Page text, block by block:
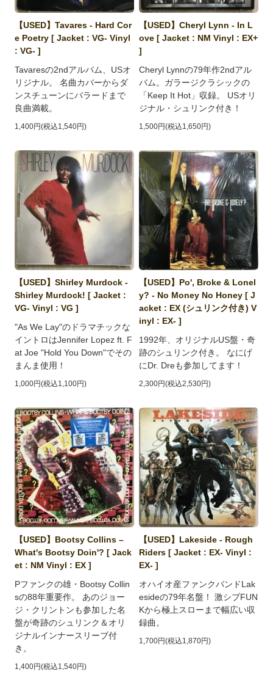
【USED】Tavares - Hard Cor
e Poetry [ Jacket : VG- Vinyl
: VG- ]
Tavaresの2ndアルバム、USオ
リジナル。 名曲カバーからダ
ンスチューンにバラードまで
良曲満載。
1,400円(税込1,540円)
【USED】Cheryl Lynn - In L
ove [ Jacket : NM Vinyl : EX+
]
Cheryl Lynnの79年作2ndアル
バム。ガラージクラシックの
「Keep It Hot」収録。 USオリ
ジナル・シュリンク付き！
1,500円(税込1,650円)
【USED】Shirley Murdock -
Shirley Murdock! [ Jacket :
VG- Vinyl : VG ]
"As We Lay"のドラマチックな
イントロはJennifer Lopez ft. F
at Joe "Hold You Down"でその
まんま使用！
1,000円(税込1,100円)
【USED】Po', Broke & Lonel
y? - No Money No Honey [ J
acket : EX (シュリンク付き) V
inyl : EX- ]
1992年、オリジナルUS盤・奇
跡のシュリンク付き。 なにげ
にDr. Dreも参加してます！
2,300円(税込2,530円)
【USED】Bootsy Collins ‎–
What's Bootsy Doin'? [ Jack
et : NM Vinyl : EX ]
Pファンクの雄・Bootsy Collin
sの88年重要作。 あのジョー
ジ・クリントンも参加した名
盤が奇跡のシュリンク＆オリ
ジナルインナースリーブ付
き。
1,400円(税込1,540円)
【USED】Lakeside - Rough
Riders [ Jacket : EX- Vinyl :
EX- ]
オハイオ産ファンクバンドLak
esideの79年名盤！ 激シブFUN
Kから極上スローまで幅広い収
録曲。
1,700円(税込1,870円)